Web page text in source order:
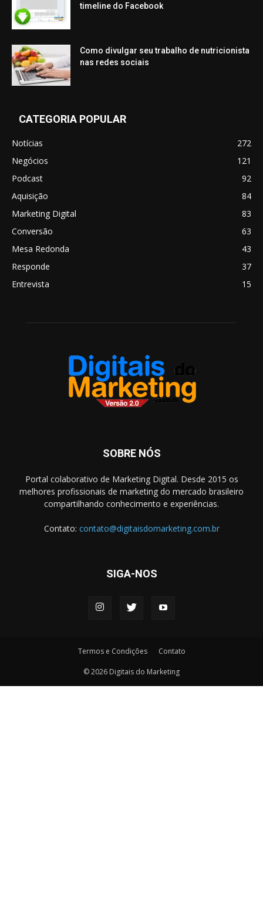
timeline do Facebook
Como divulgar seu trabalho de nutricionista
nas redes sociais
CATEGORIA POPULAR
Notícias
272
Negócios
121
Podcast
92
Aquisição
84
Marketing Digital
83
Conversão
63
Mesa Redonda
43
Responde
37
Entrevista
15
SOBRE NÓS
Portal colaborativo de Marketing Digital. Desde 2015 os
melhores profissionais de marketing do mercado brasileiro
compartilhando conhecimento e experiências.
Contato: contato@digitaisdomarketing.com.br
SIGA-NOS
Termos e Condições Contato
© 2026 Digitais do Marketing